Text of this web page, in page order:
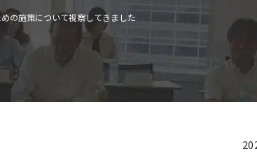
の施策について視察してきました